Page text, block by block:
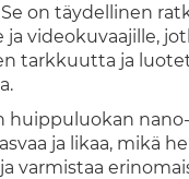
on täydellinen
ja videokuvaajille,
tarkkuutta ja
huippuluokan
ja likaa, mikä
varmistaa